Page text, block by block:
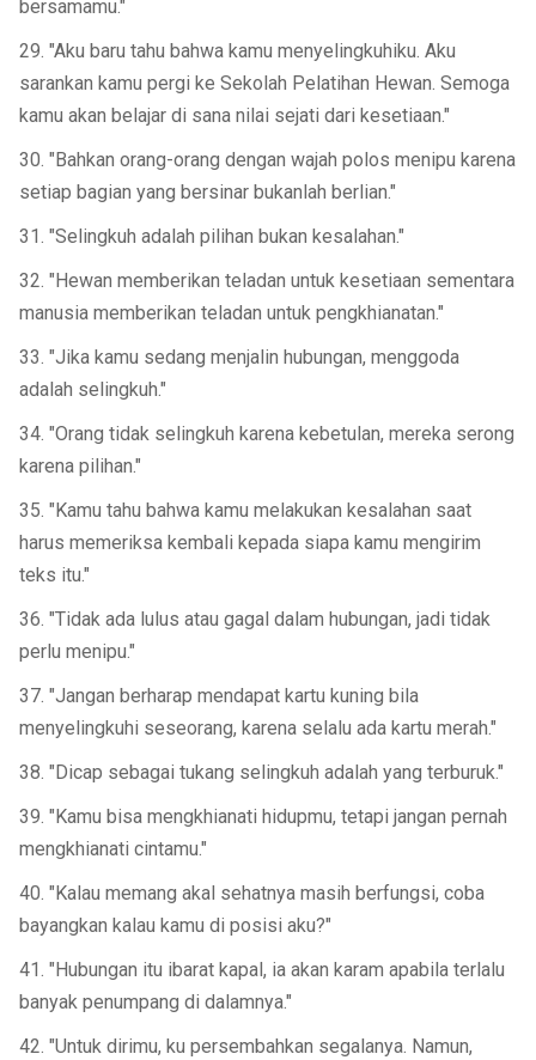
bersamamu."
29. "Aku baru tahu bahwa kamu menyelingkuhiku. Aku
sarankan kamu pergi ke Sekolah Pelatihan Hewan. Semoga
kamu akan belajar di sana nilai sejati dari kesetiaan."
30. "Bahkan orang-orang dengan wajah polos menipu karena
setiap bagian yang bersinar bukanlah berlian."
31. "Selingkuh adalah pilihan bukan kesalahan."
32. "Hewan memberikan teladan untuk kesetiaan sementara
manusia memberikan teladan untuk pengkhianatan."
33. "Jika kamu sedang menjalin hubungan, menggoda
adalah selingkuh."
34. "Orang tidak selingkuh karena kebetulan, mereka serong
karena pilihan."
35. "Kamu tahu bahwa kamu melakukan kesalahan saat
harus memeriksa kembali kepada siapa kamu mengirim
teks itu."
36. "Tidak ada lulus atau gagal dalam hubungan, jadi tidak
perlu menipu."
37. "Jangan berharap mendapat kartu kuning bila
menyelingkuhi seseorang, karena selalu ada kartu merah."
38. "Dicap sebagai tukang selingkuh adalah yang terburuk."
39. "Kamu bisa mengkhianati hidupmu, tetapi jangan pernah
mengkhianati cintamu."
40. "Kalau memang akal sehatnya masih berfungsi, coba
bayangkan kalau kamu di posisi aku?"
41. "Hubungan itu ibarat kapal, ia akan karam apabila terlalu
banyak penumpang di dalamnya."
42. "Untuk dirimu, ku persembahkan segalanya. Namun,